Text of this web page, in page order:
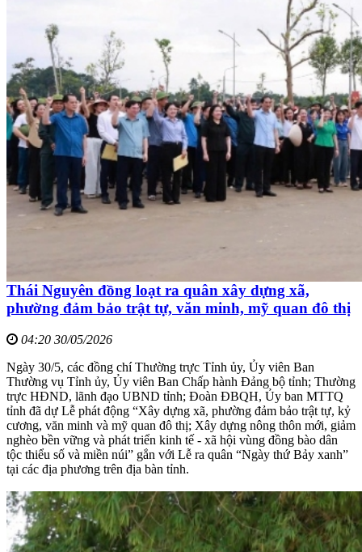
Thái Nguyên đồng loạt ra quân xây dựng xã,
phường đảm bảo trật tự, văn minh, mỹ quan đô thị
04:20 30/05/2026
Ngày 30/5, các đồng chí Thường trực Tỉnh ủy, Ủy viên Ban
Thường vụ Tỉnh ủy, Ủy viên Ban Chấp hành Đảng bộ tỉnh; Thường
trực HĐND, lãnh đạo UBND tỉnh; Đoàn ĐBQH, Ủy ban MTTQ
tỉnh đã dự Lễ phát động “Xây dựng xã, phường đảm bảo trật tự, kỷ
cương, văn minh và mỹ quan đô thị; Xây dựng nông thôn mới, giảm
nghèo bền vững và phát triển kinh tế - xã hội vùng đồng bào dân
tộc thiểu số và miền núi” gắn với Lễ ra quân “Ngày thứ Bảy xanh”
tại các địa phương trên địa bàn tỉnh.